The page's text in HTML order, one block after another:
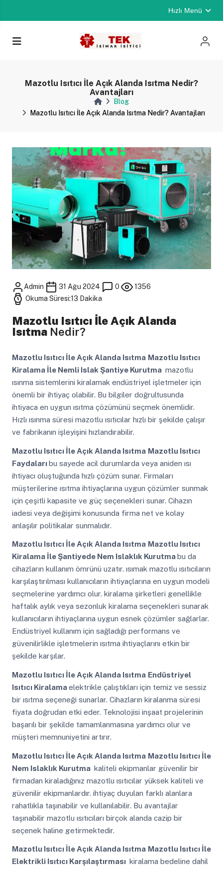
Hızlı Menü
Mazotlu Isıtıcı İle Açık Alanda Isıtma Nedir?
Avantajları
Blog
Mazotlu Isıtıcı İle Açık Alanda Isıtma Nedir? Avantajları
Admin 31 Ağu 2024 0
1356
Okuma Süresi:13 Dakika
Mazotlu Isıtıcı İle Açık Alanda
IsıtmaNedir?
Mazotlu Isıtıcı İle Açık Alanda Isıtma Mazotlu Isıtıcı
Kiralama İle Nemli Islak Şantiye Kurutma mazotlu
ısınma sistemlerini kiralamak endüstriyel işletmeler için
önemli bir ihtiyaç olabilir. Bu bilgiler doğrultusunda
ihtiyaca en uygun ısıtma çözümünü seçmek önemlidir.
Hızlı ısınma süresi mazotlu ısıtıcılar hızlı bir şekilde çalışır
ve fabrikanın işleyişini hızlandırabilir.
Mazotlu Isıtıcı İle Açık Alanda Isıtma Mazotlu Isıtıcı
Faydalarıbu sayede acil durumlarda veya aniden ısı
ihtiyacı oluştuğunda hızlı çözüm sunar. Firmaları
müşterilerine ısıtma ihtiyaçlarına uygun çözümler sunmak
için çeşitli kapasite ve güç seçenekleri sunar. Cihazın
iadesi veya değişimi konusunda firma net ve kolay
anlaşılır politikalar sunmalıdır.
Mazotlu Isıtıcı İle Açık Alanda Isıtma Mazotlu Isıtıcı
Kiralama İle Şantiyede Nem Islaklık Kurutmabu da
cihazların kullanım ömrünü uzatır. ısımak mazotlu ısıtıcıların
karşılaştırılması kullanıcıların ihtiyaçlarına en uygun modeli
seçmelerine yardımcı olur. kiralama şirketleri genellikle
haftalık aylık veya sezonluk kiralama seçenekleri sunarak
kullanıcıların ihtiyaçlarına uygun esnek çözümler sağlarlar.
Endüstriyel kullanım için sağladığı performans ve
güvenilirlikle işletmelerin ısıtma ihtiyaçlarını etkin bir
şekilde karşılar.
Mazotlu Isıtıcı İle Açık Alanda Isıtma Endüstriyel
Isıtıcı Kiralamaelektrikle çalıştıkları için temiz ve sessiz
bir ısıtma seçeneği sunarlar. Cihazların kiralanma süresi
fiyata doğrudan etki eder. Teknolojisi inşaat projelerinin
başarılı bir şekilde tamamlanmasına yardımcı olur ve
müşteri memnuniyetini artırır.
Mazotlu Isıtıcı İle Açık Alanda Isıtma Mazotlu Isıtıcı İle
Nem Islaklık Kurutma kaliteli ekipmanlar güvenilir bir
firmadan kiraladığınız mazotlu ısıtıcılar yüksek kaliteli ve
güvenilir ekipmanlardır. ihtiyaç duyulan farklı alanlara
rahatlıkla taşınabilir ve kullanılabilir. Bu avantajlar
taşınabilir mazotlu ısıtıcıları birçok alanda cazip bir
seçenek haline getirmektedir.
Mazotlu Isıtıcı İle Açık Alanda Isıtma Mazotlu Isıtıcı İle
Elektrikli Isıtıcı Karşılaştırması kiralama bedeline dahil